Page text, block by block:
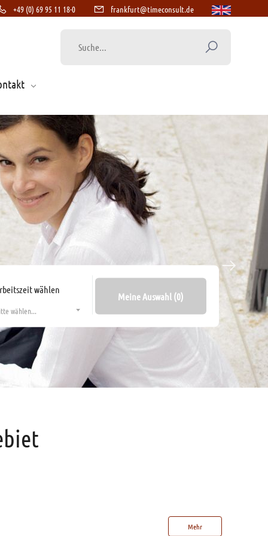
+49 (0) 69 95 11 18-0 frankfurt@timeconsult.de
wählen
wählen...
Meine Auswahl (0)
Mehr